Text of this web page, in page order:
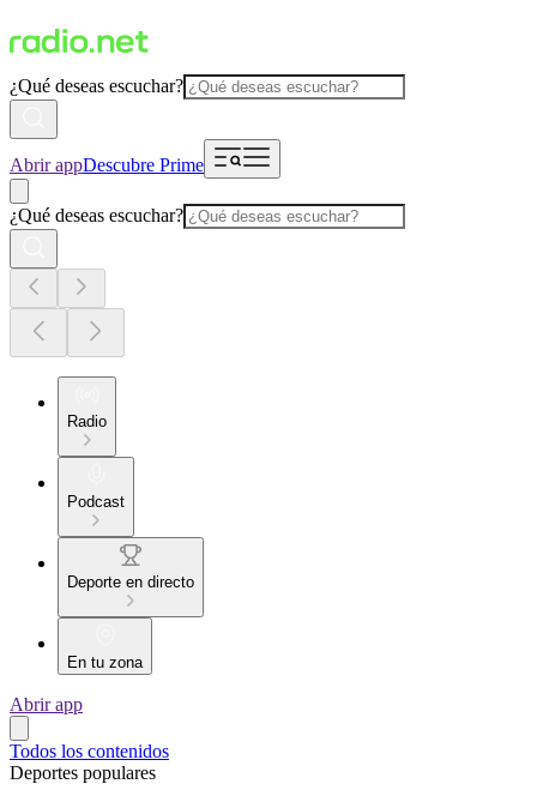
¿Qué deseas escuchar?
Abrir appDescubre Prime
¿Qué deseas escuchar?
Radio
Podcast
Deporte en directo
En tu zona
Abrir app
Todos los contenidos
Deportes populares